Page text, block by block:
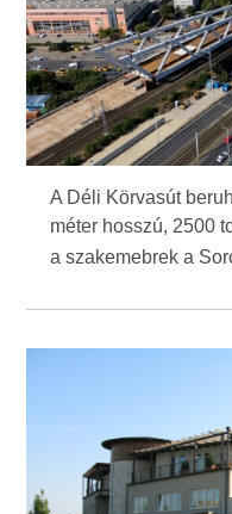
A Déli Körvasút
méter hosszú, 2500
a szakemebrek a